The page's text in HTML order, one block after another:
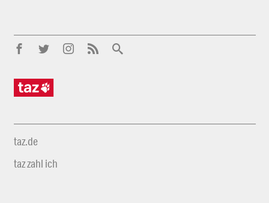
taz.de
taz zahl ich